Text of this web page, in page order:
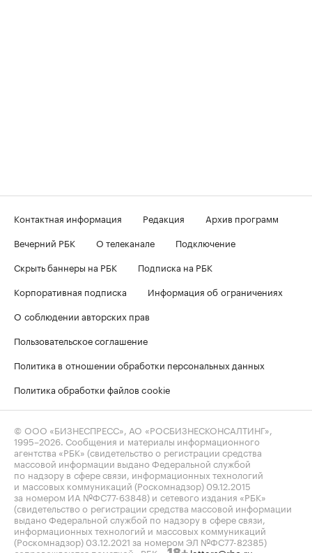
Контактная информация Редакция
Архив программ
Вечерний РБК
О телеканале
Подключение
Скрыть баннеры на РБК
Подписка на РБК
Корпоративная подписка
Информация об ограничениях
О соблюдении авторских прав
Пользовательское соглашение
Политика в отношении обработки персональных данных
Политика обработки файлов cookie
© ООО «БИЗНЕСПРЕСС», АО «РОСБИЗНЕСКОНСАЛТИНГ»,
1995–2026 . Сообщения и материалы информационного
агентства «РБК» (свидетельство о регистрации средства
массовой информации выдано Федеральной службой
по надзору в сфере связи, информационных технологий
и массовых коммуникаций (Роскомнадзор) 09.12.2015
за номером ИА №ФС77-63848) и сетевого издания «РБК»
(свидетельство о регистрации средства массовой информации
выдано Федеральной службой по надзору в сфере связи,
информационных технологий и массовых коммуникаций
(Роскомнадзор) 03.12.2021 за номером ЭЛ №ФС77-82385)